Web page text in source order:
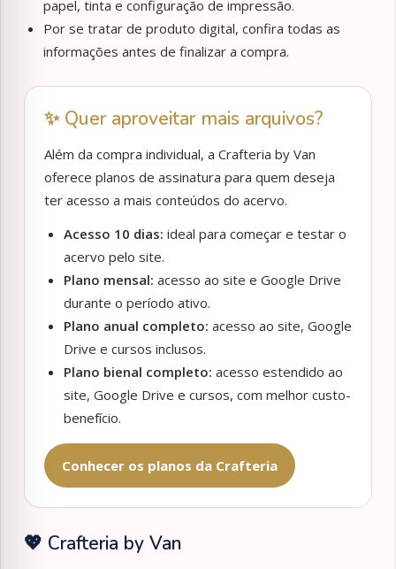
papel, tinta e configuração de impressão.
Por se tratar de produto digital, confira todas as
informações antes de finalizar a compra.
✨ Quer aproveitar mais arquivos?
Além da compra individual, a Crafteria by Van
oferece planos de assinatura para quem deseja
ter acesso a mais conteúdos do acervo.
Acesso 10 dias: ideal para começar e testar o
acervo pelo site.
Plano mensal: acesso ao site e Google Drive
durante o período ativo.
Plano anual completo: acesso ao site, Google
Drive e cursos inclusos.
Plano bienal completo: acesso estendido ao
site, Google Drive e cursos, com melhor custo-
benefício.
Conhecer os planos da Crafteria
💖 Crafteria by Van